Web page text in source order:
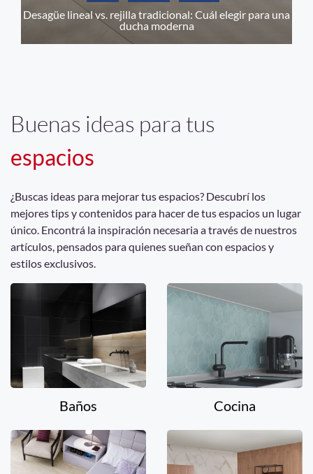
Desagüe lineal vs. rejilla tradicional: Cuál elegir para una
ducha moderna
Buenas ideas para tus
espacios
¿Buscas ideas para mejorar tus espacios? Descubrí los
mejores tips y contenidos para hacer de tus espacios un lugar
único. Encontrá la inspiración necesaria a través de nuestros
artículos, pensados para quienes sueñan con espacios y
estilos exclusivos.
Baños Cocina